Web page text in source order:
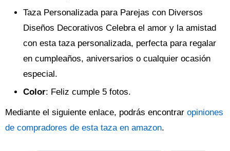
Taza Personalizada para Parejas con Diversos
Diseños Decorativos Celebra el amor y la amistad
con esta taza personalizada, perfecta para regalar
en cumpleaños, aniversarios o cualquier ocasión
especial.
Color: Feliz cumple 5 fotos.
Mediante el siguiente enlace, podrás encontrar opiniones
de compradores de esta taza en amazon.